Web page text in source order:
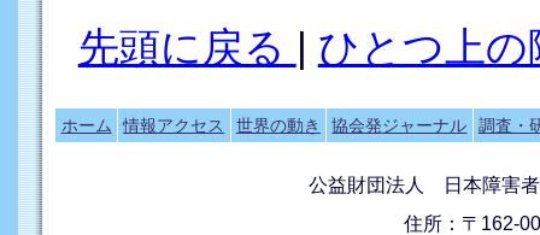
先頭に戻る | ひとつ上の
ホーム 情報アクセス 世界の動き 協会発ジャーナル 調査・
公益財団法人 日本障害
住所：〒162-